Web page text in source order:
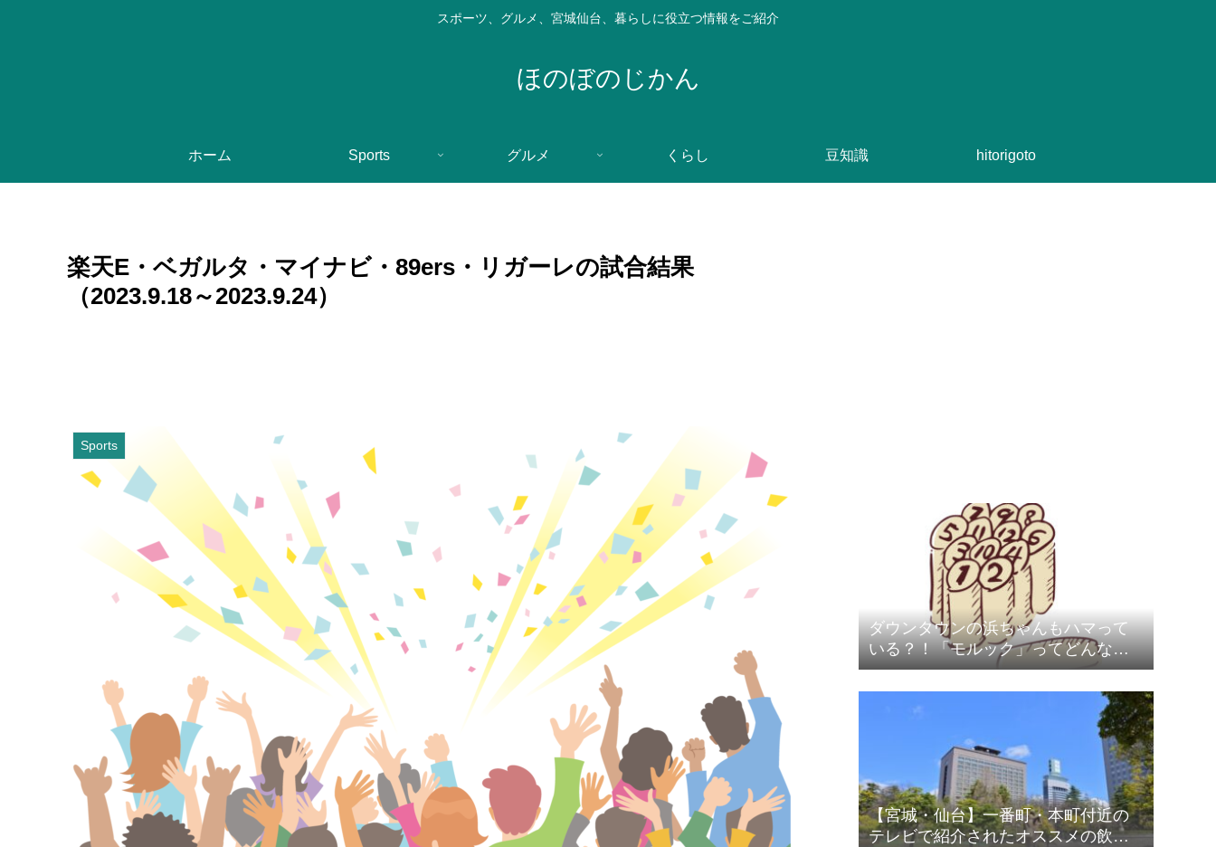
スポーツ、グルメ、宮城仙台、暮らしに役立つ情報をご紹介
ほのぼのじかん
ホーム Sports グルメ くらし 豆知識 hitorigoto
楽天E・ベガルタ・マイナビ・89ers・リガーレの試合結果
（2023.9.18～2023.9.24）
Sports
ダウンタウンの浜ちゃんもハマって
いる？！「モルック」ってどんなス
ポーツ？
【宮城・仙台】一番町・本町付近の
テレビで紹介されたオススメの飲食